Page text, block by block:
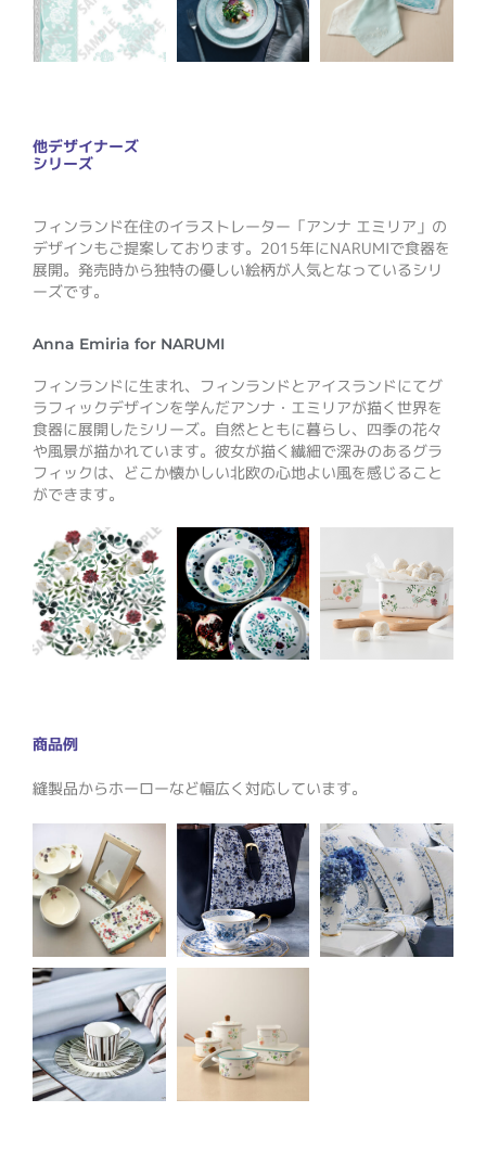
他デザイナーズ
シリーズ
フィンランド在住のイラストレーター「アンナ エミリア」の
デザインもご提案しております。2015年にNARUMIで食器を
展開。発売時から独特の優しい絵柄が人気となっているシリ
ーズです。
Anna Emiria for NARUMI
フィンランドに生まれ、フィンランドとアイスランドにてグ
ラフィックデザインを学んだアンナ・エミリアが描く世界を
食器に展開したシリーズ。自然とともに暮らし、四季の花々
や風景が描かれています。彼女が描く繊細で深みのあるグラ
フィックは、どこか懐かしい北欧の心地よい風を感じること
ができます。
商品例
縫製品からホーローなど幅広く対応しています。